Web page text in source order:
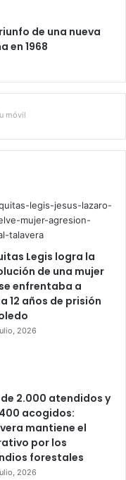
de una nueva
en 1968
móvil
Legis logra la
de una mujer
enfrentaba a
12 años de prisión
2026
2.000 atendidos y
acogidos:
mantiene el
por los
forestales
2026